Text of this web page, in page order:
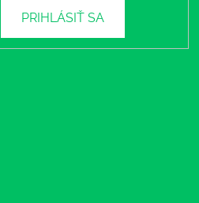
PRIHLÁSIŤ SA